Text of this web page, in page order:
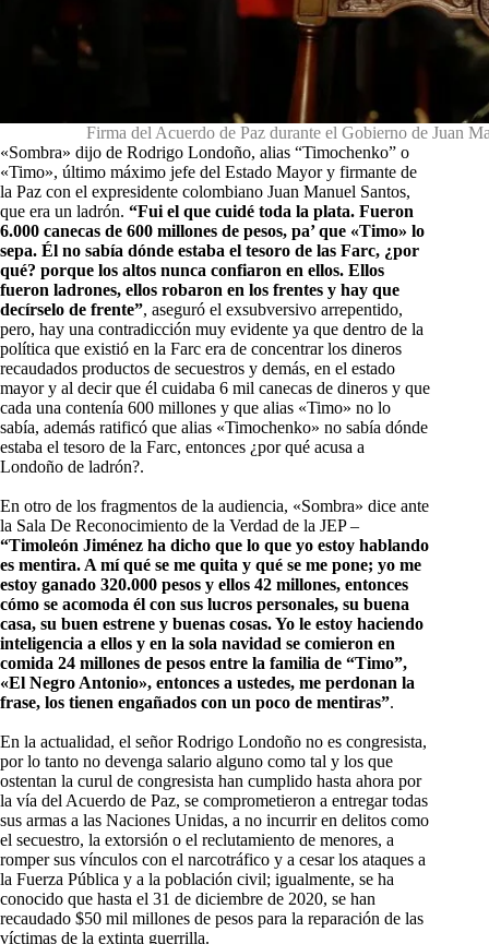
Firma del Acuerdo de Paz durante el Gobierno de Juan
«Sombra» dijo de Rodrigo Londoño, alias “Timochenko” o
«Timo», último máximo jefe del Estado Mayor y firmante de
la Paz con el expresidente colombiano Juan Manuel Santos,
que era un ladrón. “Fui el que cuidé toda la plata. Fueron
6.000 canecas de 600 millones de pesos, pa’ que «Timo» lo
sepa. Él no sabía dónde estaba el tesoro de las Farc, ¿por
qué? porque los altos nunca confiaron en ellos. Ellos
fueron ladrones, ellos robaron en los frentes y hay que
decírselo de frente”, aseguró el exsubversivo arrepentido,
pero, hay una contradicción muy evidente ya que dentro de la
política que existió en la Farc era de concentrar los dineros
recaudados productos de secuestros y demás, en el estado
mayor y al decir que él cuidaba 6 mil canecas de dineros y que
cada una contenía 600 millones y que alias «Timo» no lo
sabía, además ratificó que alias «Timochenko» no sabía dónde
estaba el tesoro de la Farc, entonces ¿por qué acusa a
Londoño de ladrón?.
En otro de los fragmentos de la audiencia, «Sombra» dice ante
la Sala De Reconocimiento de la Verdad de la JEP –
“Timoleón Jiménez ha dicho que lo que yo estoy hablando
es mentira. A mí qué se me quita y qué se me pone; yo me
estoy ganado 320.000 pesos y ellos 42 millones, entonces
cómo se acomoda él con sus lucros personales, su buena
casa, su buen estrene y buenas cosas. Yo le estoy haciendo
inteligencia a ellos y en la sola navidad se comieron en
comida 24 millones de pesos entre la familia de “Timo”,
«El Negro Antonio», entonces a ustedes, me perdonan la
frase, los tienen engañados con un poco de mentiras”.
En la actualidad, el señor Rodrigo Londoño no es congresista,
por lo tanto no devenga salario alguno como tal y los que
ostentan la curul de congresista han cumplido hasta ahora por
la vía del Acuerdo de Paz, se comprometieron a entregar todas
sus armas a las Naciones Unidas, a no incurrir en delitos como
el secuestro, la extorsión o el reclutamiento de menores, a
romper sus vínculos con el narcotráfico y a cesar los ataques a
la Fuerza Pública y a la población civil; igualmente, se ha
conocido que hasta el 31 de diciembre de 2020, se han
recaudado $50 mil millones de pesos para la reparación de las
víctimas de la extinta guerrilla.